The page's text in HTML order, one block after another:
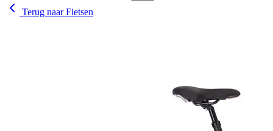
Terug naarFietsen